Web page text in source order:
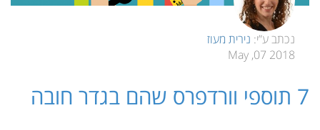
נכתב ע”י: נירית מעוז
2018 07, May
7 תוספי וורדפרס שהם בגדר חובה